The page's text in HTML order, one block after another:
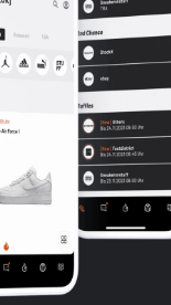
Brands mit